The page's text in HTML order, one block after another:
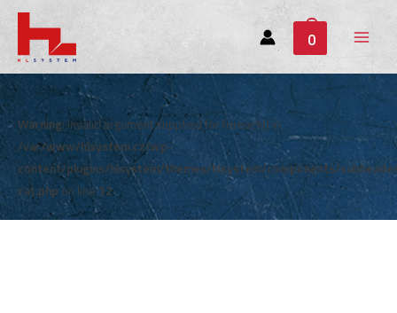
0
Main
Menu
Warning: Invalid argument supplied for foreach() in
/var/www/hlsystem.cz/wp-
content/plugins/hlsystem/themes/hlsystem/components/
cat.phpon line12